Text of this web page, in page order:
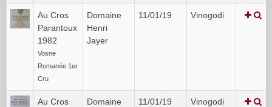
Au Cros
Parantoux
1982
Vosne
Romanée 1er
Cru
Domaine
Henri
Jayer
11/01/19 Vinogodi
Au Cros
Domaine
11/01/19 Vinogodi